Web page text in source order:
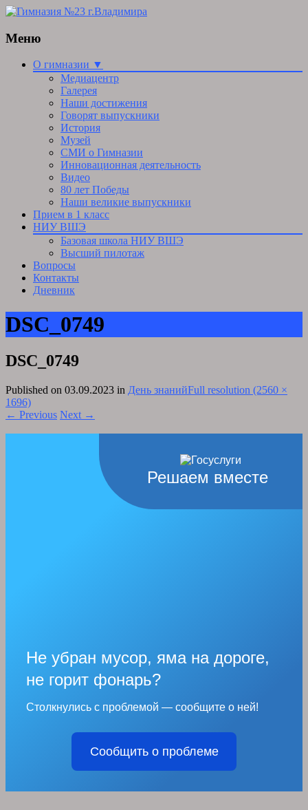
Меню
Skip
О гимназии ▼
Медиацентр
Галерея
Наши достижения
Говорят выпускники
История
Музей
СМИ о Гимназии
Инновационная деятельность
Видео
80 лет Победы
Наши великие выпускники
Прием в 1 класс
НИУ ВШЭ
Базовая школа НИУ ВШЭ
Высший пилотаж
Вопросы
Контакты
Дневник
DSC_0749
DSC_0749
Published on 03.09.2023 in День знанийFull resolution (2560 ×
1696)
← Previous Next →
Решаем вместе
Не убран мусор, яма на дороге,
не горит фонарь?
Столкнулись с проблемой — сообщите о ней!
Сообщить о проблеме